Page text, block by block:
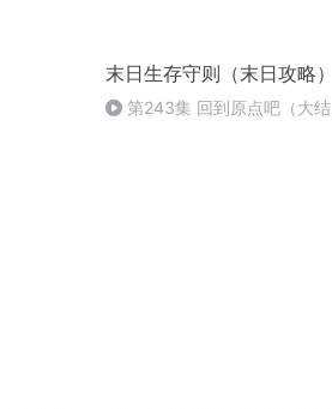
末日生存守则（末日攻略）
第243集 回到原点吧（大结